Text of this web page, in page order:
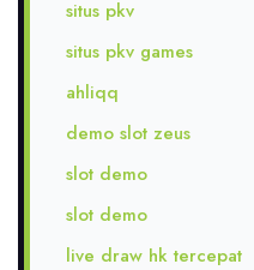
situs pkv
situs pkv games
ahliqq
demo slot zeus
slot demo
slot demo
live draw hk tercepat